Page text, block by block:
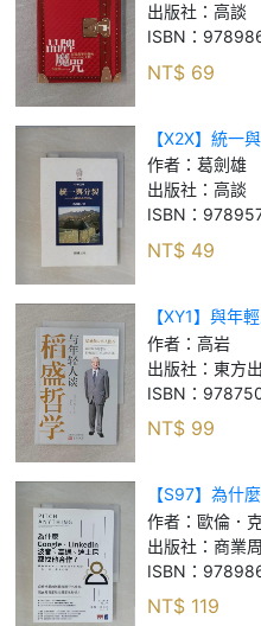
出版社： 高談
ISBN：
NT$ 69
【X2X】統一
作者： 葛劍雄
出版社： 高談
ISBN：
NT$ 49
【XY1】與年
作者： 高岩
出版社： 東方
ISBN：
NT$ 99
【S97】為什
迪士尼都找他
的快‧精‧準攻心
作者： 歐倫．
出版社： 商業
ISBN：
NT$ 119